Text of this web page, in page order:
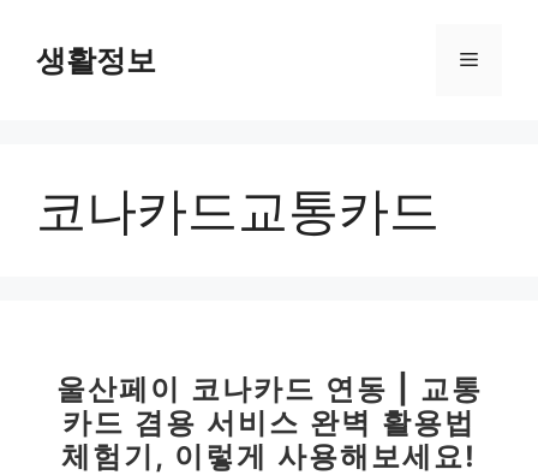
생활정보 메
코나카드교통카드
울산페이 코나카드 연동 | 교통
카드 겸용 서비스 완벽 활용법
체험기, 이렇게 사용해보세요!